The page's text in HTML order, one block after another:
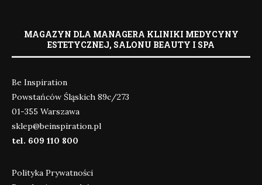
MAGAZYN DLA MANAGERA KLINIKI MEDYCYNY
ESTETYCZNEJ, SALONU BEAUTY I SPA
Be Inspiration
Powstańców Śląskich 89c/273
01-355 Warszawa
sklep@beinspiration.pl
tel. 609 110 800
Polityka Prywatności